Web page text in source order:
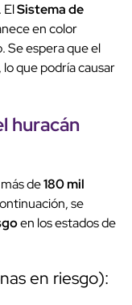
ElSistema de
en color
Se espera que el
que podría causar
huracán
de180 mil
se
en los estados de
en riesgo):